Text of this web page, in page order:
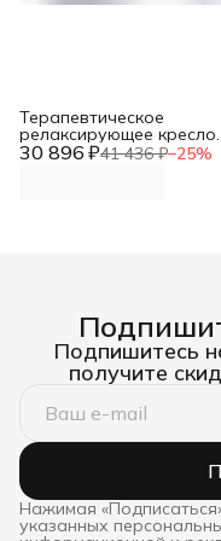
30 896 ₽41 436 ₽−25%
Терапевтическое
релаксирующее кресло
Кубик Взрослый -
Подпишитесь
получите
Нажимая
указанных